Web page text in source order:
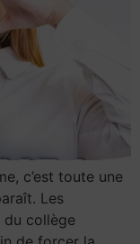
c’est toute une
Les
du collège